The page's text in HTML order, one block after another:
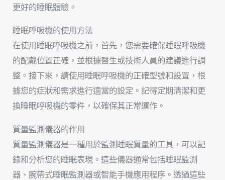
更好的睡眠體驗。
睡眠呼吸機的使用方法
在使用睡眠呼吸機之前，首先，您需要確保睡眠呼吸機
的配戴位置正確，並根據醫生或技術人員的建議進行調
整。接下來，請使用睡眠呼吸機的正確型號和設置，根
據您的症狀和需求進行適當的設定。記得定期清潔和更
換睡眠呼吸機的零件，以確保其正常運作。
質量監測儀器的作用
質量監測儀器是一種用於監測睡眠質量的工具，可以記
錄和分析您的睡眠表現。這些儀器通常包括睡眠監測
器、腕帶式睡眠監測器或智能手機應用程序。透過這些